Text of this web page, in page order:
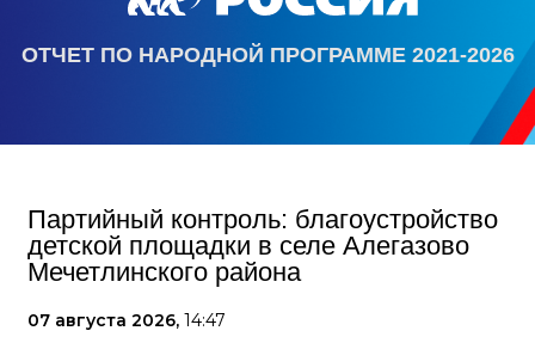
ОТЧЕТ ПО НАРОДНОЙ ПРОГРАММЕ 2021-2026
Партийный контроль: благоустройство
детской площадки в селе Алегазово
Мечетлинского района
07 августа 2026, 14:47